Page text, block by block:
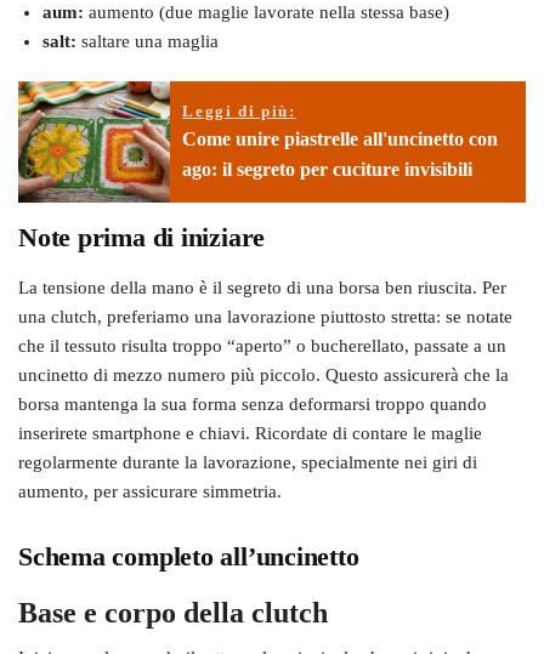
aum: aumento (due maglie lavorate nella stessa base)
salt: saltare una maglia
Leggi di più:
Come unire piastrelle all'uncinetto con
ago: il segreto per cuciture invisibili
Note prima di iniziare
La tensione della mano è il segreto di una borsa ben riuscita. Per
una clutch, preferiamo una lavorazione piuttosto stretta: se notate
che il tessuto risulta troppo “aperto” o bucherellato, passate a un
uncinetto di mezzo numero più piccolo. Questo assicurerà che la
borsa mantenga la sua forma senza deformarsi troppo quando
inserirete smartphone e chiavi. Ricordate di contare le maglie
regolarmente durante la lavorazione, specialmente nei giri di
aumento, per assicurare simmetria.
Schema completo all’uncinetto
Base e corpo della clutch